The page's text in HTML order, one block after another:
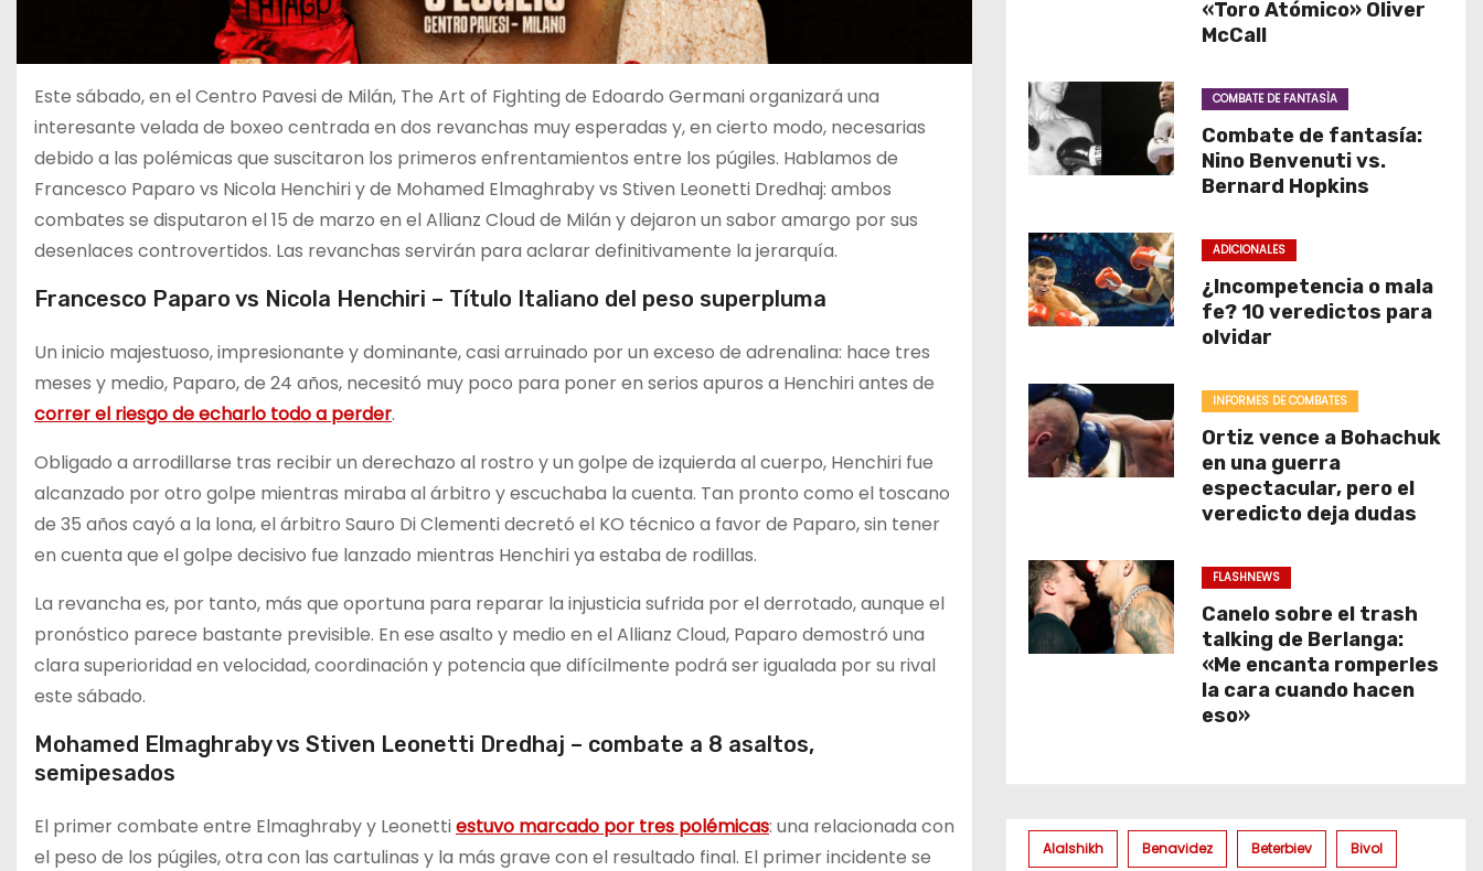
Este sábado, en el Centro Pavesi de Milán, The Art of Fighting de Edoardo Germani organizará una
interesante velada de boxeo centrada en dos revanchas muy esperadas y, en cierto modo, necesarias
debido a las polémicas que suscitaron los primeros enfrentamientos entre los púgiles. Hablamos de
Francesco Paparo vs Nicola Henchiri y de Mohamed Elmaghraby vs Stiven Leonetti Dredhaj: ambos
combates se disputaron el 15 de marzo en el Allianz Cloud de Milán y dejaron un sabor amargo por sus
desenlaces controvertidos. Las revanchas servirán para aclarar definitivamente la jerarquía.
Francesco Paparo vs Nicola Henchiri – Título Italiano del peso superpluma
Un inicio majestuoso, impresionante y dominante, casi arruinado por un exceso de adrenalina: hace tres
meses y medio, Paparo, de 24 años, necesitó muy poco para poner en serios apuros a Henchiri antes de
correr el riesgo de echarlo todo a perder.
Obligado a arrodillarse tras recibir un derechazo al rostro y un golpe de izquierda al cuerpo, Henchiri fue
alcanzado por otro golpe mientras miraba al árbitro y escuchaba la cuenta. Tan pronto como el toscano
de 35 años cayó a la lona, el árbitro Sauro Di Clementi decretó el KO técnico a favor de Paparo, sin tener
en cuenta que el golpe decisivo fue lanzado mientras Henchiri ya estaba de rodillas.
La revancha es, por tanto, más que oportuna para reparar la injusticia sufrida por el derrotado, aunque el
pronóstico parece bastante previsible. En ese asalto y medio en el Allianz Cloud, Paparo demostró una
clara superioridad en velocidad, coordinación y potencia que difícilmente podrá ser igualada por su rival
este sábado.
Mohamed Elmaghraby vs Stiven Leonetti Dredhaj – combate a 8 asaltos,
semipesados
El primer combate entre Elmaghraby y Leonettiestuvo marcado por tres polémicas: una relacionada con
el peso de los púgiles, otra con las cartulinas y la más grave con el resultado final. El primer incidente se
«Toro Atómico» Oliver
McCall
COMBATE DE FANTASÌA
Combate de fantasía:
Nino Benvenuti vs.
Bernard Hopkins
ADICIONALES
¿Incompetencia o mala
fe? 10 veredictos para
olvidar
INFORMES DE COMBATES
Ortiz vence a Bohachuk
en una guerra
espectacular, pero el
veredicto deja dudas
FLASHNEWS
Canelo sobre el trash
talking de Berlanga:
«Me encanta romperles
la cara cuando hacen
eso»
Alalshikh Benavidez Beterbiev Bivol